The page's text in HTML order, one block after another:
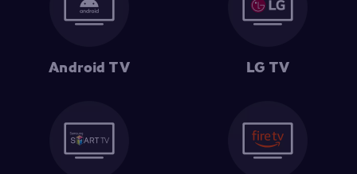
Android TV LG TV